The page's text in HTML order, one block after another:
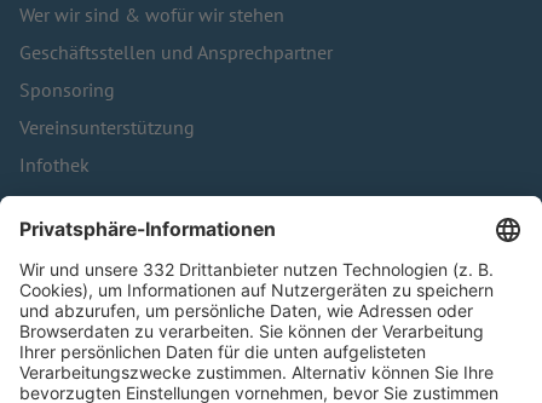
Wer wir sind & wofür wir stehen
Geschäftsstellen und Ansprechpartner
Sponsoring
Vereinsunterstützung
Infothek
Kontakt
HÄUFIG BESUCHTE SEITEN
Pässe und Vereinswechsel
Trainerausbildung
Schulungsangebot Vereinsmitarbeiter